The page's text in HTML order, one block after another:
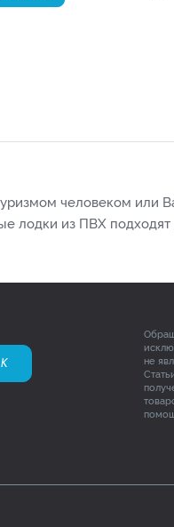
человеком или
лодки из ПВХ
не